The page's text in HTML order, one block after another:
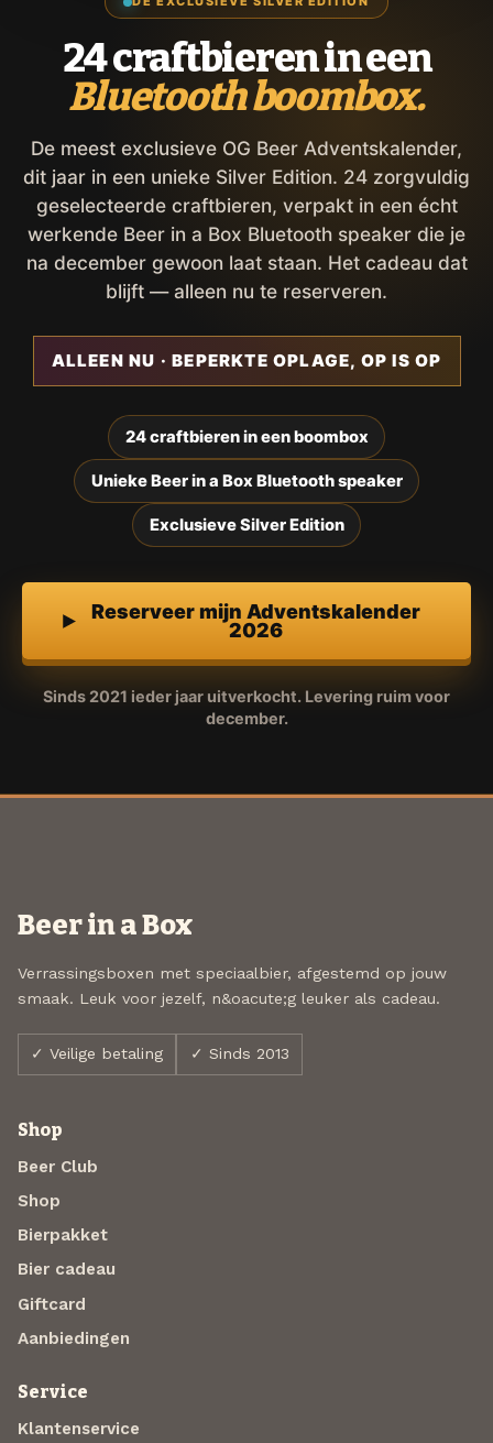
24 craftbieren in een
Bluetooth boombox.
De meest exclusieve OG Beer Adventskalender,
dit jaar in een unieke Silver Edition. 24 zorgvuldig
geselecteerde craftbieren, verpakt in een écht
werkende Beer in a Box Bluetooth speaker die je
na december gewoon laat staan. Het cadeau dat
blijft — alleen nu te reserveren.
ALLEEN NU · BEPERKTE OPLAGE, OP IS OP
24 craftbieren in een boombox
Unieke Beer in a Box Bluetooth speaker
Exclusieve Silver Edition
Reserveer mijn Adventskalender
2026
Sinds 2021 ieder jaar uitverkocht. Levering ruim voor
december.
Beer in a Box
Verrassingsboxen met speciaalbier, afgestemd op jouw
smaak. Leuk voor jezelf, n&oacute;g leuker als cadeau.
✓ Veilige betaling ✓ Sinds 2013
Shop
Beer Club
Shop
Bierpakket
Bier cadeau
Giftcard
Aanbiedingen
Service
Klantenservice